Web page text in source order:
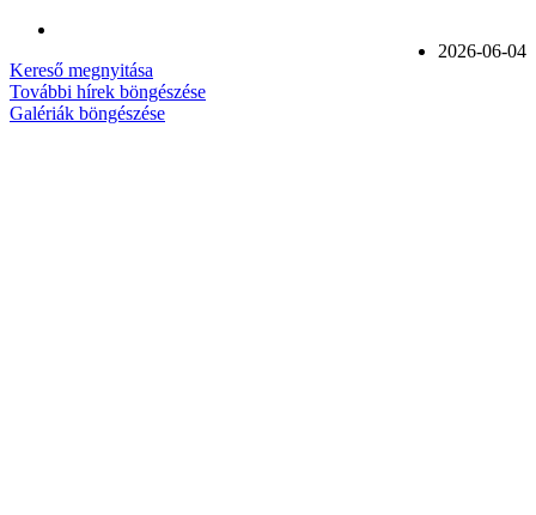
2026-06-04
Kereső megnyitása
További hírek böngészése
Galériák böngészése